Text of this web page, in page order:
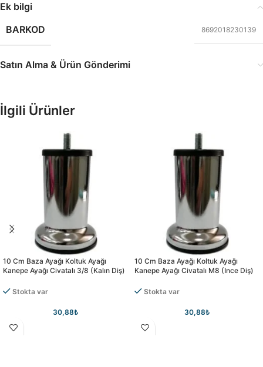
Ek bilgi
BARKOD
8692018230139
Satın Alma & Ürün Gönderimi
İlgili Ürünler
10 Cm Baza Ayağı Koltuk Ayağı
Kanepe Ayağı Civatalı 3/8 (kalın Diş)
Stokta var
30,88₺
10 Cm Baza Ayağı Koltuk Ayağı
Kanepe Ayağı Civatalı M8 (ince Diş)
Stokta var
30,88₺